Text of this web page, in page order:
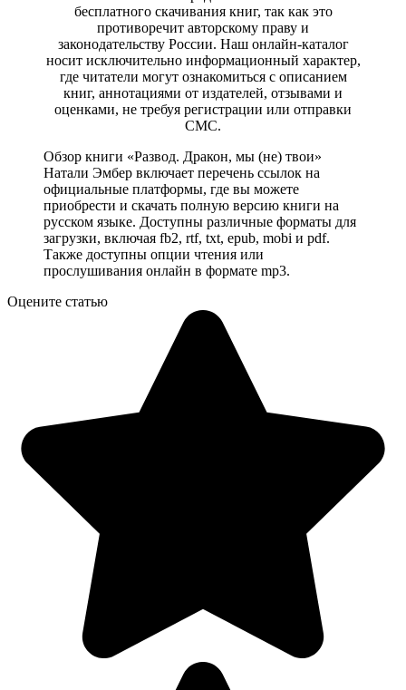
бесплатного скачивания книг, так как это
противоречит авторскому праву и
законодательству России. Наш онлайн-каталог
носит исключительно информационный характер,
где читатели могут ознакомиться с описанием
книг, аннотациями от издателей, отзывами и
оценками, не требуя регистрации или отправки
СМС.
Обзор книги «Развод. Дракон, мы (не) твои»
Натали Эмбер включает перечень ссылок на
официальные платформы, где вы можете
приобрести и скачать полную версию книги на
русском языке. Доступны различные форматы для
загрузки, включая fb2, rtf, txt, epub, mobi и pdf.
Также доступны опции чтения или
прослушивания онлайн в формате mp3.
Оцените статью